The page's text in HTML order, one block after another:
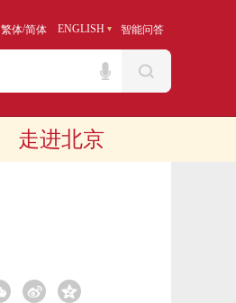
繁体/简体 ENGLISH 智能问答
走进北京